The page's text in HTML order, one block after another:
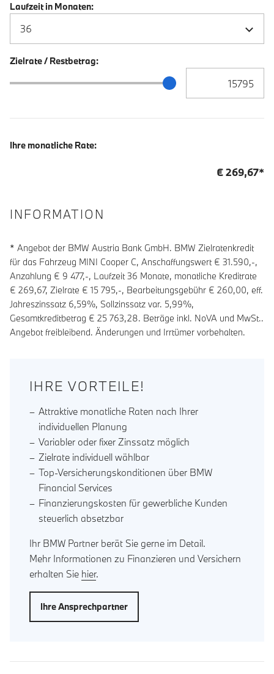
Laufzeit in Monaten:
Zielrate / Restbetrag:
Zielrate / Restbetrag Schieberegler
Ihre monatliche Rate:
€269,67*
INFORMATION
* Angebot der BMW Austria Bank GmbH. BMW Zielratenkredit
für das Fahrzeug MINI Cooper C, Anschaffungswert € 31.590,-,
Anzahlung € 9 477,-, Laufzeit36 Monate, monatliche Kreditrate
€ 269,67, Zielrate € 15 795,-, Bearbeitungsgebühr € 260,00, eff.
Jahreszinssatz 6,59%, Sollzinssatz var. 5,99%,
Gesamtkreditbetrag € 25 763,28. Beträge inkl. NoVA und MwSt..
Angebot freibleibend. Änderungen und Irrtümer vorbehalten.
IHRE VORTEILE!
Attraktive monatliche Raten nach Ihrer
individuellen Planung
Variabler oder fixer Zinssatz möglich
Zielrate individuell wählbar
Top-Versicherungskonditionen über BMW
Financial Services
Finanzierungskosten für gewerbliche Kunden
steuerlich absetzbar
Ihr BMW Partner berät Sie gerne im Detail.
Mehr Informationen zu Finanzieren und Versichern
erhalten Sie hier.
Ihre Ansprechpartner